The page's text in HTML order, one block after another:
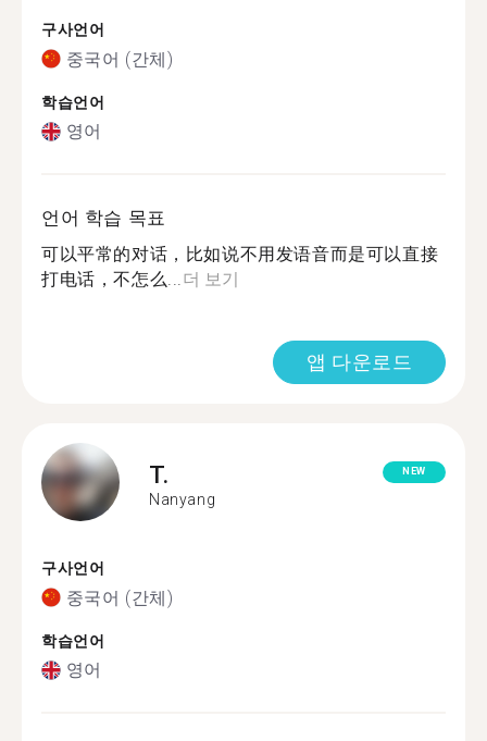
구사언어
중국어 (간체)
학습언어
영어
언어 학습 목표
可以平常的对话，比如说不用发语音而是可以直接
打电话，不怎么...더 보기
앱 다운로드
T.
Nanyang
NEW
구사언어
중국어 (간체)
학습언어
영어